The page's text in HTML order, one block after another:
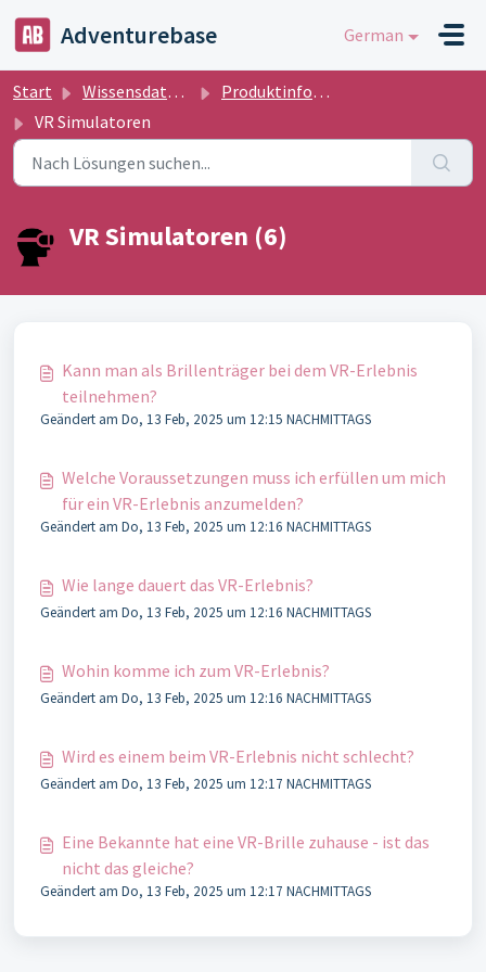
Adventurebase German
Start Wissensdatenbank
Produktinformationen
VR Simulatoren
VR Simulatoren (6)
Kann man als Brillenträger bei dem VR-Erlebnis
teilnehmen?
Geändert am Do, 13 Feb, 2025 um 12:15 NACHMITTAGS
Welche Voraussetzungen muss ich erfüllen um mich
für ein VR-Erlebnis anzumelden?
Geändert am Do, 13 Feb, 2025 um 12:16 NACHMITTAGS
Wie lange dauert das VR-Erlebnis?
Geändert am Do, 13 Feb, 2025 um 12:16 NACHMITTAGS
Wohin komme ich zum VR-Erlebnis?
Geändert am Do, 13 Feb, 2025 um 12:16 NACHMITTAGS
Wird es einem beim VR-Erlebnis nicht schlecht?
Geändert am Do, 13 Feb, 2025 um 12:17 NACHMITTAGS
Eine Bekannte hat eine VR-Brille zuhause - ist das
nicht das gleiche?
Geändert am Do, 13 Feb, 2025 um 12:17 NACHMITTAGS